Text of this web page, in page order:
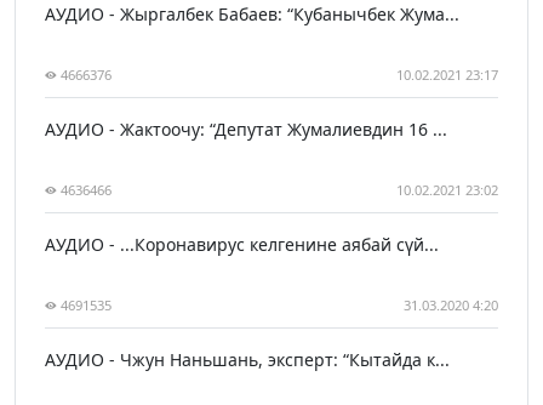
АУДИО - Жыргалбек Бабаев: “Кубанычбек Жума...
4666376 10.02.2021 23:17
АУДИО - Жактоочу: “Депутат Жумалиевдин 16 ...
4636466 10.02.2021 23:02
АУДИО - ...Коронавирус келгенине аябай сүй...
4691535 31.03.2020 4:20
АУДИО - Чжун Наньшань, эксперт: “Кытайда к...